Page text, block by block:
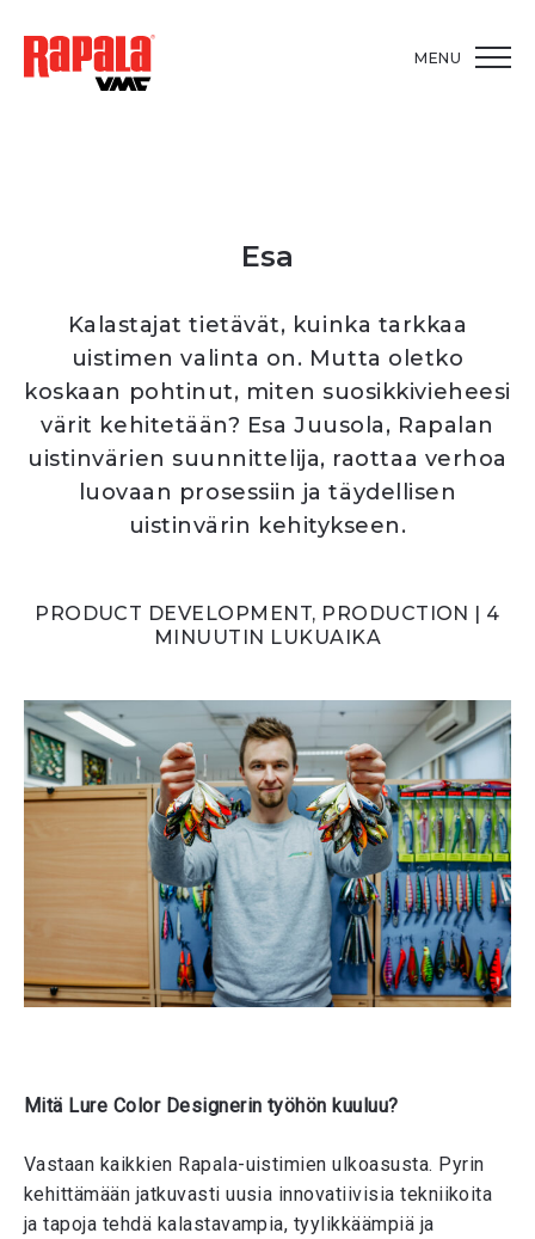
MENU
Esa
Kalastajat tietävät, kuinka tarkkaa
uistimen valinta on. Mutta oletko
koskaan pohtinut, miten suosikkivieheesi
värit kehitetään? Esa Juusola, Rapalan
uistinvärien suunnittelija, raottaa verhoa
luovaan prosessiin ja täydellisen
uistinvärin kehitykseen.
PRODUCT DEVELOPMENT, PRODUCTION | 4
MINUUTIN LUKUAIKA
Mitä Lure Color Designerin työhön kuuluu?
Vastaan kaikkien Rapala-uistimien ulkoasusta. Pyrin
kehittämään jatkuvasti uusia innovatiivisia tekniikoita
ja tapoja tehdä kalastavampia, tyylikkäämpiä ja